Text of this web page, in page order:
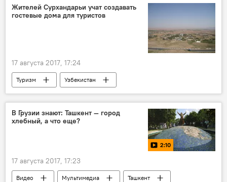
предприниматель
Госфонд
Жителей Сурхандарьи учат создавать
гостевые дома для туристов
17 августа 2017, 17:24
Туризм
Узбекистан
Сурхандарьинская область
Туризм
гостевые дома
В Грузии знают: Ташкент — город
хлебный, а что еще?
2:10
17 августа 2017, 17:23
Видео Мультимедиа Ташкент